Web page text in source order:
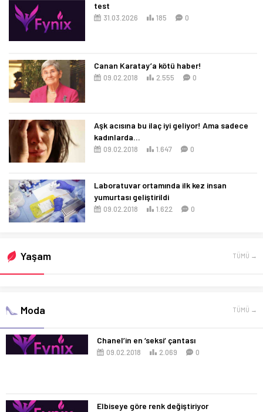
test
31.03.2026 185 0
Canan Karatay’a kötü haber!
09.02.2018 2.555 0
Aşk acısına bu ilaç iyi geliyor! Ama sadece
kadınlarda…
09.02.2018 1.647 0
Laboratuvar ortamında ilk kez insan
yumurtası geliştirildi
09.02.2018 1.622 0
Yaşam TÜMÜ →
Moda TÜMÜ →
Chanel’in en ‘seksi‘ çantası
09.02.2018 2.069 0
Elbiseye göre renk değiştiriyor